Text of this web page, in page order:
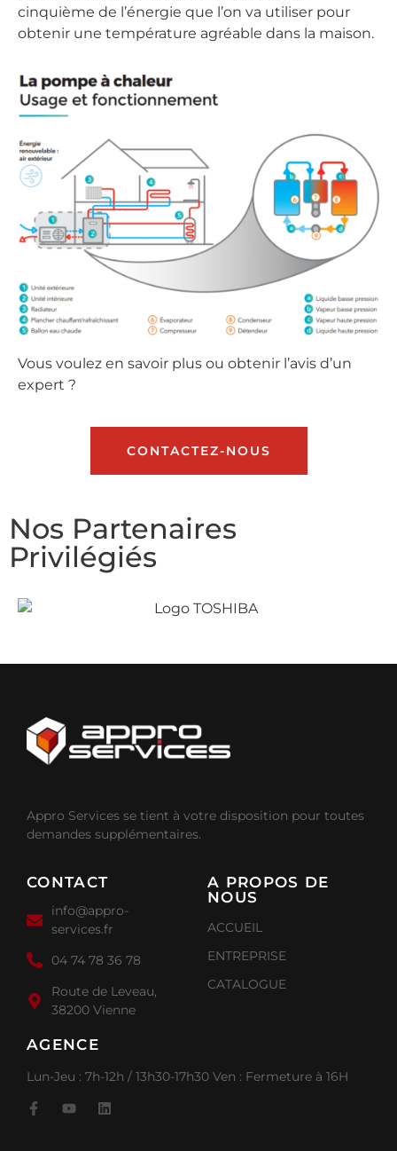
cinquième de l’énergie que l’on va utiliser pour
obtenir une température agréable dans la maison.
Vous voulez en savoir plus ou obtenir l’avis d’un
expert ?
CONTACTEZ-NOUS
Nos Partenaires
Privilégiés
Appro Services se tient à votre disposition pour toutes
demandes supplémentaires.
CONTACT
info@appro-
services.fr
04 74 78 36 78
Route de Leveau,
38200 Vienne
A PROPOS DE
NOUS
ACCUEIL
ENTREPRISE
CATALOGUE
AGENCE
Lun-Jeu : 7h-12h / 13h30-17h30 Ven : Fermeture à 16H